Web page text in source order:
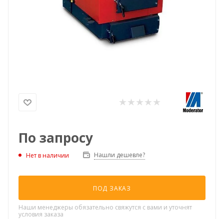
По запросу
Нет в наличии Нашли дешевле?
ПОД ЗАКАЗ
Наши менеджеры обязательно свяжутся с вами и уточнят
условия заказа